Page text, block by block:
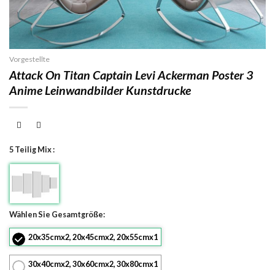
Vorgestellte
Attack On Titan Captain Levi Ackerman Poster 3
Anime Leinwandbilder Kunstdrucke
5 Teilig Mix :
Wählen Sie Gesamtgröße:
20x35cmx2, 20x45cmx2, 20x55cmx1
30x40cmx2, 30x60cmx2, 30x80cmx1